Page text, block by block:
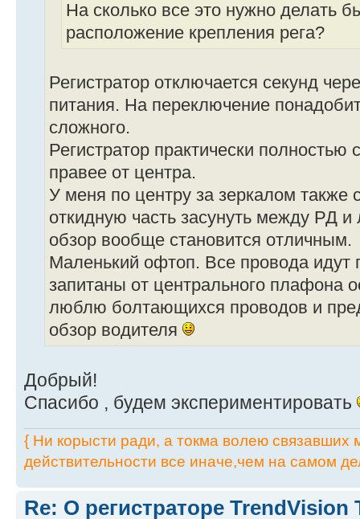
На сколько все это нужно делать
расположение крепления рега?
Регистратор отключается секунд
питания. На переключение
сложного.
Регистратор практически полностью
правее от центра.
У меня по центру за зеркалом также
откидную часть засунуть между РД
обзор вообще становится отличным.
Маленький офтоп. Все провода идут
запитаны от центрального плафона
люблю болтающихся проводов и
обзор водителя
Добрый!
Спасибо , будем экспериментировать
{ Ни корысти ради, а токма волею связавших
действительности все иначе,чем на самом
Re: О регистраторе TrendVision